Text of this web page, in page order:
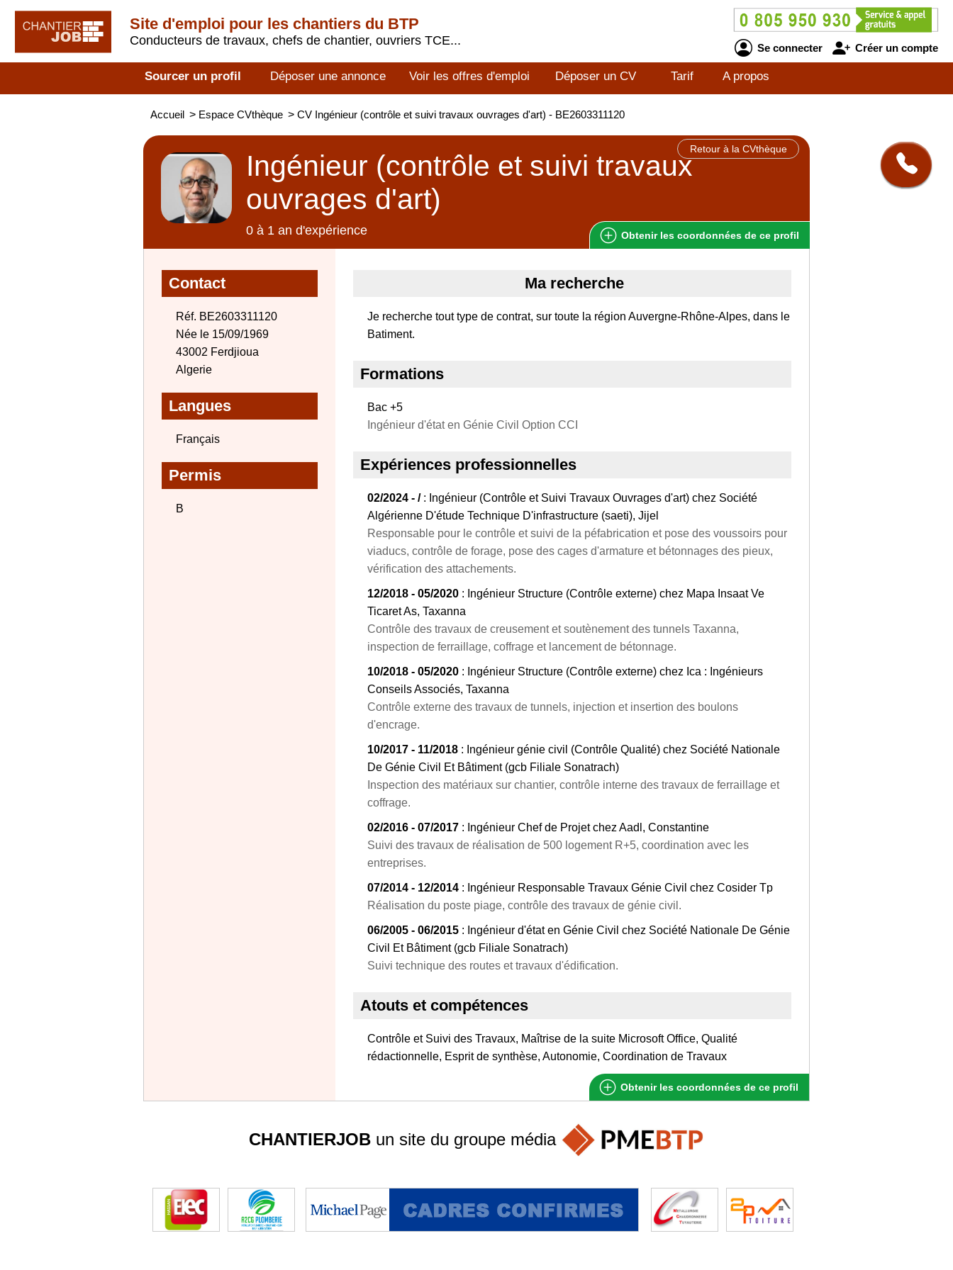
Site d'emploi pour les chantiers du BTP
Conducteurs de travaux, chefs de chantier, ouvriers TCE...
Se connecter Créer un compte
Sourcer un profil Déposer une annonce Voir les offres d'emploi Déposer un CV Tarif A propos
Accueil > Espace CVthèque > CV Ingénieur (contrôle et suivi travaux ouvrages d'art) - BE2603311120
Retour à la CVthèque
Ingénieur (contrôle et suivi travaux
ouvrages d'art)
0 à 1 an d'expérience Obtenir les coordonnées de ce profil
Contact
Réf. BE2603311120
Née le 15/09/1969
43002 Ferdjioua
Algerie
Langues
Français
Permis
B
Ma recherche
Je recherche tout type de contrat, sur toute la région Auvergne-Rhône-Alpes, dans le
Batiment.
Formations
Bac +5
Ingénieur d'état en Génie Civil Option CCI
Expériences professionnelles
02/2024 - /: Ingénieur (Contrôle et Suivi Travaux Ouvrages d'art) chez Société
Algérienne D'étude Technique D'infrastructure (saeti), Jijel
Responsable pour le contrôle et suivi de la péfabrication et pose des voussoirs pour
viaducs, contrôle de forage, pose des cages d'armature et bétonnages des pieux,
vérification des attachements.
12/2018 - 05/2020 : Ingénieur Structure (Contrôle externe) chez Mapa Insaat Ve
Ticaret As, Taxanna
Contrôle des travaux de creusement et soutènement des tunnels Taxanna,
inspection de ferraillage, coffrage et lancement de bétonnage.
10/2018 - 05/2020 : Ingénieur Structure (Contrôle externe) chez Ica : Ingénieurs
Conseils Associés, Taxanna
Contrôle externe des travaux de tunnels, injection et insertion des boulons
d'encrage.
10/2017 - 11/2018 : Ingénieur génie civil (Contrôle Qualité) chez Société Nationale
De Génie Civil Et Bâtiment (gcb Filiale Sonatrach)
Inspection des matériaux sur chantier, contrôle interne des travaux de ferraillage et
coffrage.
02/2016 - 07/2017 : Ingénieur Chef de Projet chez Aadl, Constantine
Suivi des travaux de réalisation de 500 logement R+5, coordination avec les
entreprises.
07/2014 - 12/2014 : Ingénieur Responsable Travaux Génie Civil chez Cosider Tp
Réalisation du poste piage, contrôle des travaux de génie civil.
06/2005 - 06/2015 : Ingénieur d'état en Génie Civil chez Société Nationale De Génie
Civil Et Bâtiment (gcb Filiale Sonatrach)
Suivi technique des routes et travaux d'édification.
Atouts et compétences
Contrôle et Suivi des Travaux, Maîtrise de la suite Microsoft Office, Qualité
rédactionnelle, Esprit de synthèse, Autonomie, Coordination de Travaux
Obtenir les coordonnées de ce profil
CHANTIERJOBun site du groupe média